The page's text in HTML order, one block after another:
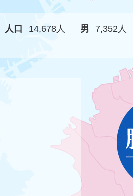
人口 14,678人 男 7,352人